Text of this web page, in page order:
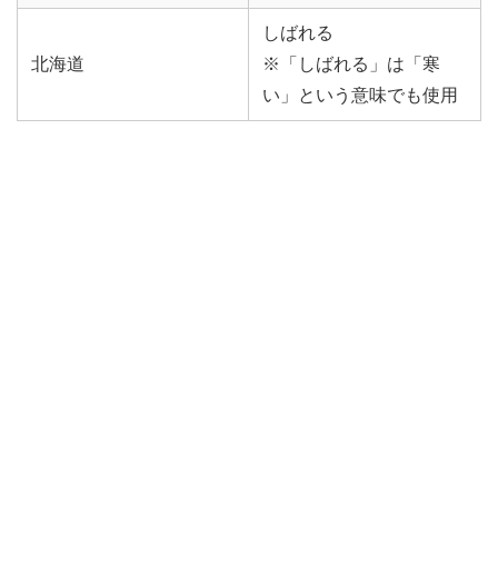
北海道
しばれる
※「しばれる」は「寒
い」という意味でも使用